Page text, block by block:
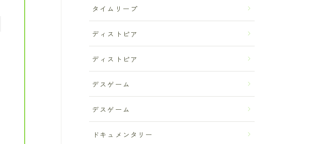
タイムリープ
ディストピア
ディストピア
デスゲーム
デスゲーム
ドキュメンタリー